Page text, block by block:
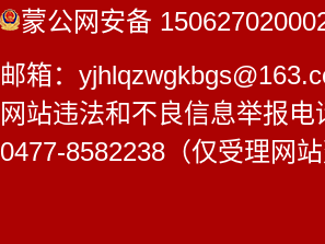
蒙公网安备
邮箱：
网站违法和不良信息举报电
0477-8582238（仅受理网